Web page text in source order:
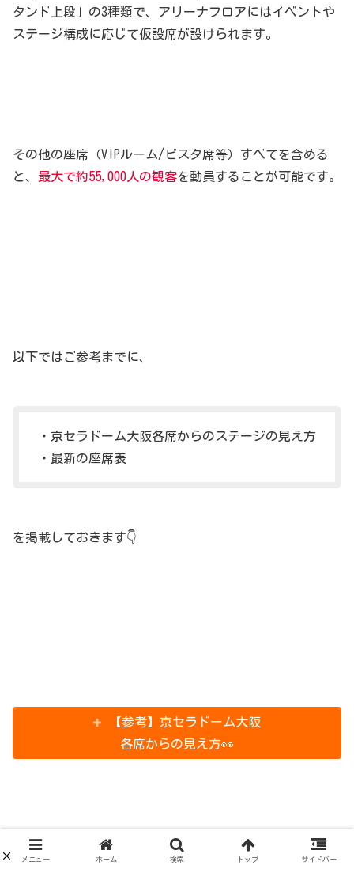
タンド上段」の3種類で、アリーナフロアにはイベントや
ステージ構成に応じて仮設席が設けられます。
その他の座席（VIPルーム/ビスタ席等）すべてを含める
と、 最大で約55,000人の観客を動員することが可能です。
以下ではご参考までに、
・京セラドーム大阪各席からのステージの見え方
・最新の座席表
を掲載しておきます👇
【参考】京セラドーム大阪
各席からの見え方👀
メニュー ホーム 検索 トップ サイドバー